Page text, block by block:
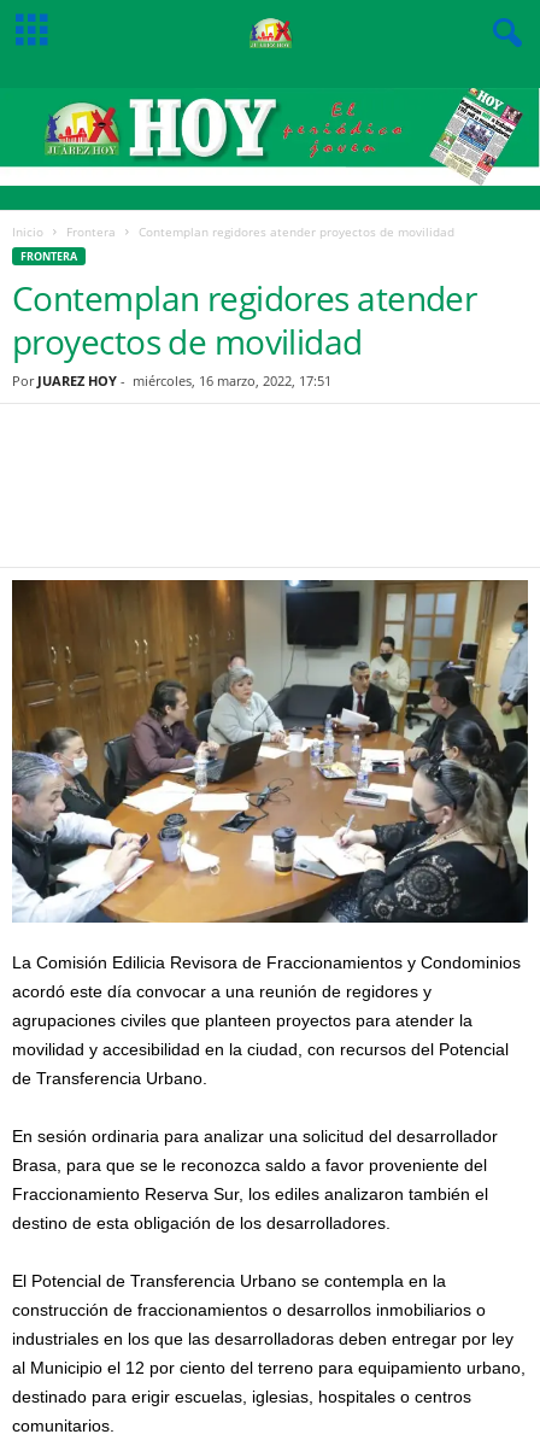
Inicio Frontera Contemplan regidores atender proyectos de movilidad
FRONTERA
Contemplan regidores atender
proyectos de movilidad
Por JUAREZ HOY - miércoles, 16 marzo, 2022, 17:51
La Comisión Edilicia Revisora de Fraccionamientos y Condominios
acordó este día convocar a una reunión de regidores y
agrupaciones civiles que planteen proyectos para atender la
movilidad y accesibilidad en la ciudad, con recursos del Potencial
de Transferencia Urbano.
En sesión ordinaria para analizar una solicitud del desarrollador
Brasa, para que se le reconozca saldo a favor proveniente del
Fraccionamiento Reserva Sur, los ediles analizaron también el
destino de esta obligación de los desarrolladores.
El Potencial de Transferencia Urbano se contempla en la
construcción de fraccionamientos o desarrollos inmobiliarios o
industriales en los que las desarrolladoras deben entregar por ley
al Municipio el 12 por ciento del terreno para equipamiento urbano,
destinado para erigir escuelas, iglesias, hospitales o centros
comunitarios.